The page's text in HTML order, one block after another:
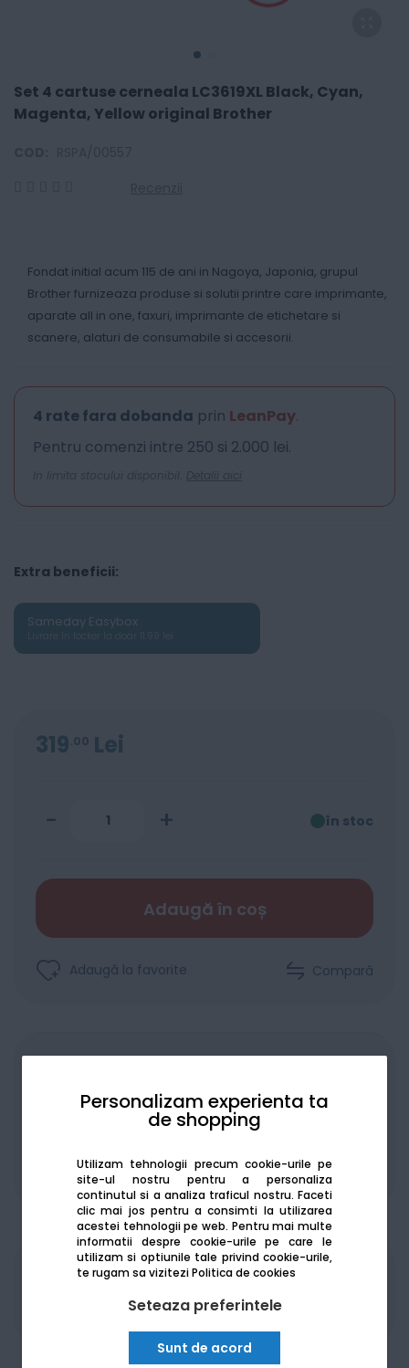
Personalizam experienta ta
de shopping
Utilizam tehnologii precum cookie-urile pe
site-ul nostru pentru a personaliza
continutul si a analiza traficul nostru. Faceti
clic mai jos pentru a consimti la utilizarea
acestei tehnologii pe web. Pentru mai multe
informatii despre cookie-urile pe care le
utilizam si optiunile tale privind cookie-urile,
te rugam sa viziteziPolitica de cookies
Seteaza preferintele
Sunt de acord
Set 4 cartuse cerneala LC3619XL Black, Cyan,
Magenta, Yellow original Brother
Fondat initial acum 115 de ani in Nagoya, Japonia, grupul
Brother furnizeaza produse si solutii printre care imprimante,
aparate all in one, faxuri, imprimante de etichetare si
scanere, alaturi de consumabile si accesorii.
4 rate fara dobanda prin LeanPay.
Pentru comenzi intre 250 si 2.000 lei.
In limita stocului disponibil. Detalii aici
Extra beneficii:
Sameday Easybox
319 00 Lei
- + în stoc
Adaugă în coș
Adaugă la favorite Compară
De la: 145.27Lei / lună Vezi detalii
Produsele sunt disponibile pe platforma de
SEAP/SICAP